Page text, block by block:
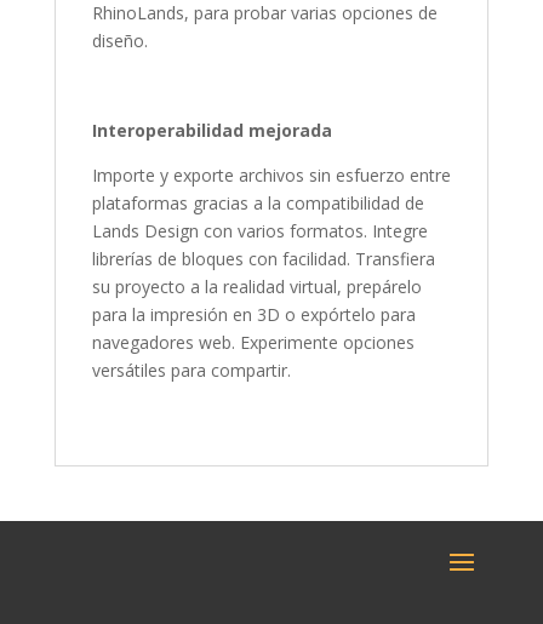
RhinoLands, para probar varias opciones de
diseño.
Interoperabilidad mejorada
Importe y exporte archivos sin esfuerzo entre
plataformas gracias a la compatibilidad de
Lands Design con varios formatos. Integre
librerías de bloques con facilidad. Transfiera
su proyecto a la realidad virtual, prepárelo
para la impresión en 3D o expórtelo para
navegadores web. Experimente opciones
versátiles para compartir.